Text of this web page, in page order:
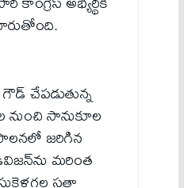
గౌడ్ చేపడుతున్న
నుంచి సానుకూల
జరిగిన
మరింత
సత్తా